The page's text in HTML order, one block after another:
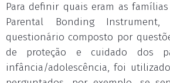
Para definir quais eram as
Parental Bonding
questionário composto por
de proteção e cuidado dos
infância/adolescência, foi